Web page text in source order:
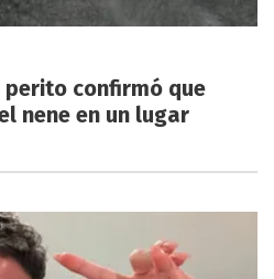
perito confirmó que
nene en un lugar